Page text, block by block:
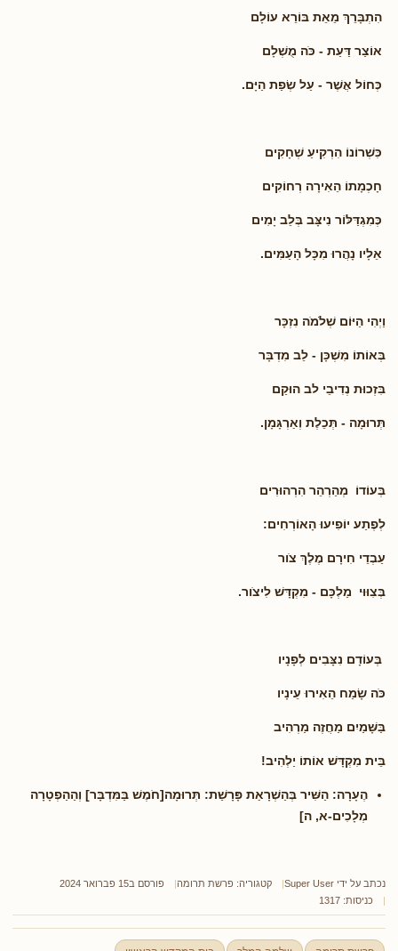
הִתְבָּרֵךְ מֵאֵת בּוֹרֵא עוֹלָם
אוֹצַר דַּעַת - כֹּה מֻשְׁלָם
כְּחוֹל אֲשֶׁר - עַל שְׂפַת הַיָּם.
כִּשְׁרוֹנוֹ הִרְקִיעַ שְׁחָקִים
חָכְמָתוֹ הֵאִירָה רְחוֹקִים
כְּמִגְדַּלּוֹר נִיצָּב בְּלֵב יָמִים
אֵלָיו נָהֲרוּ מִכָּל הָעַמִּים.
וַיְהִי הַיּוֹם שְׁלֹמֹה נִזְכָּר
בְּאוֹתוֹ מִשְׁכָּן - לֵב מִדְבָּר
בִּזְכוּת נְדִיבֵי לב הוּקַם
תְּרוּמָה - תְּכֵלֶת וְאַרְגָּמָן.
בְּעוֹדוֹ מְהַרְהֵר הִרְהוּרִים
לְפֶתַע יוֹפִיעוּ הָאוֹרְחִים:
עַבְדֵי חִירָם מֶלֶךְ צֹור
בְּצִוּוּי מַלְכָּם - מִקְדָּשׁ לִיצֹור.
בְּעוֹדָם נִצָּבִים לְפָנָיו
כֹּה שָׂמַח הֵאִירוּ עֵינָיו
בַּשָּׁמַיִם מַחֲזֶה מַרְהִיב
בֵּית מִקְדָּשׁ אוֹתוֹ יַלְהִיב!
הֶעָרָה: הַשִּׁיר בְּהַשְׁרָאַת פָּרָשַׁת: תְּרוּמָה[חֹמֶשׁ בַּמִּדְבָּר] וְהַהַפְטָרָה
מְלָכִים-א, ה]
נכתב על ידי Super User קטגוריה: פרשת תרומה
פורסם ב15 פברואר 2024
כניסות: 1317